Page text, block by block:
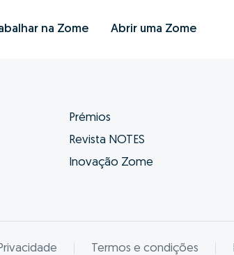
na Zome Abrir uma Zome
Prémios
Revista NOTES
Inovação Zome
Termos e condições